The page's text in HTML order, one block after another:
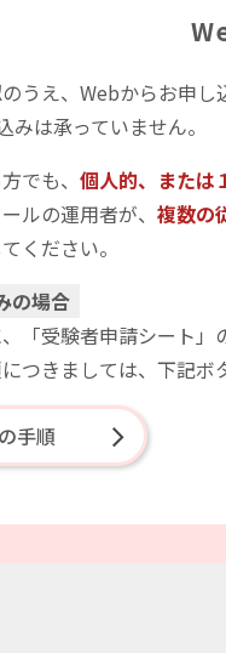
うえ、Webからお申
みは承っていません。
でも、 個人的、または
ルの運用者が、 複数の
ください。
の場合
「受験者申請シート」
つきましては、下記ボ
手順